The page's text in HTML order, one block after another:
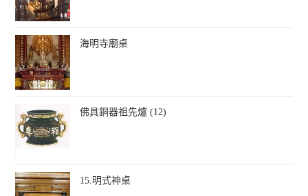
海明寺廟桌
佛具銅器祖先爐 (12)
15.明式神桌